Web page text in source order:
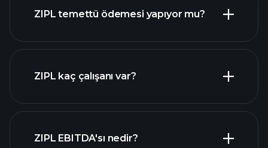
ZIPL temettü ödemesi yapıyor mu?
hisseler
ZIPL kaç çalışanı var?
işverenler
ZIPL EBITDA'sı nedir?